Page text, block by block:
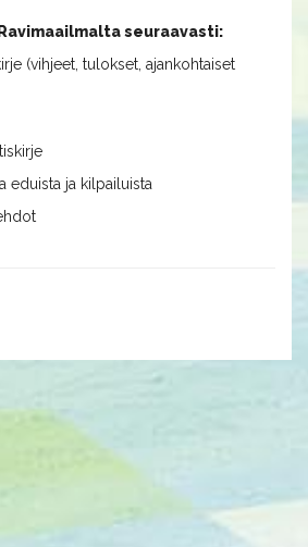
seuraavasti:
(vihjeet, tulokset, ajankohtaiset
eduista ja kilpailuista